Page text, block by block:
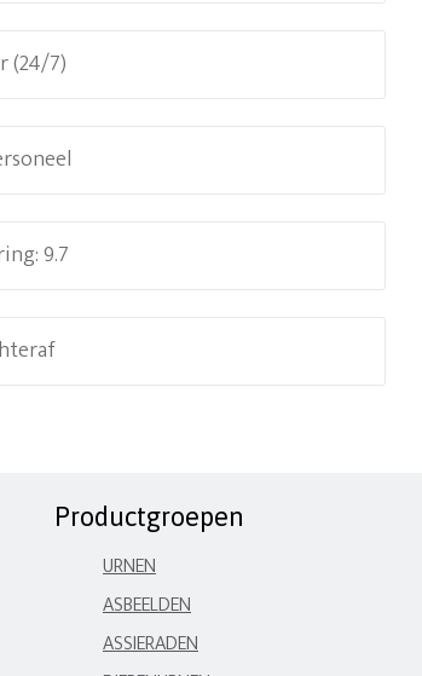
(24/7)
9.7
Productgroepen
URNEN
ASBEELDEN
ASSIERADEN